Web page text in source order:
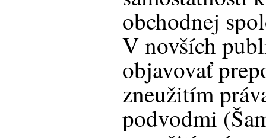
obchodnej
V novších
objavovať
zneužitím
podvodmi